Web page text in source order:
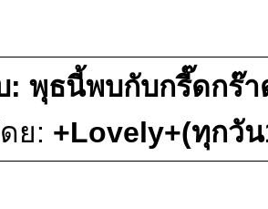
: พุธนี้พบกับกรี๊ดกร๊า
ย: +Lovely+(ทุกวั